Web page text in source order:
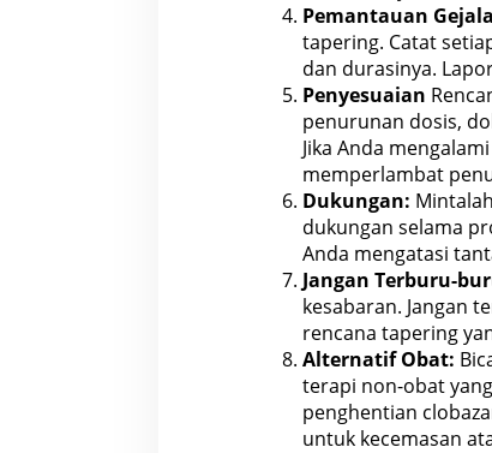
Pemantauan
tapering. Catat
dan durasinya.
Penyesuaian
penurunan dosis,
Jika Anda
memperlambat
Dukungan:
dukungan selama
Anda mengatasi
Jangan Terburu-
kesabaran. Jangan
rencana tapering
Alternatif Obat:
terapi non-obat
penghentian
untuk kecemasan